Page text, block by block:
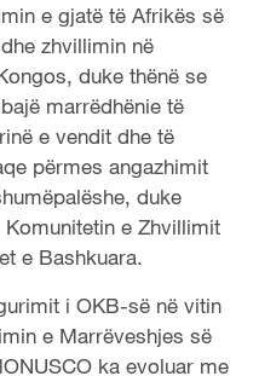
e gjatë të Afrikës së
zhvillimin në
duke thënë se
marrëdhënie të
e vendit dhe të
përmes angazhimit
duke
e Zhvillimit
e Bashkuara.
i OKB-së në vitin
e Marrëveshjes së
ka evoluar me